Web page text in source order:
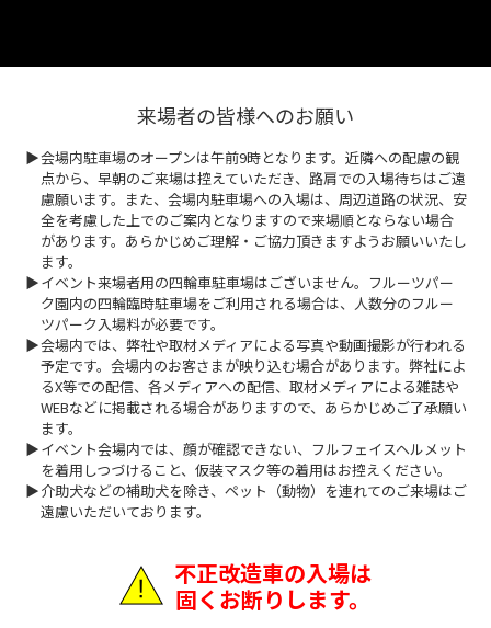
来場者の皆様へのお願い
▶会場内駐車場のオープンは午前9時となります。近隣への配慮の観
点から、早朝のご来場は控えていただき、路肩での入場待ちはご遠
慮願います。また、会場内駐車場への入場は、周辺道路の状況、安
全を考慮した上でのご案内となりますので来場順とならない場合
があります。あらかじめご理解・ご協力頂きますようお願いいたし
ます。
▶イベント来場者用の四輪車駐車場はございません。フルーツパー
ク園内の四輪臨時駐車場をご利用される場合は、人数分のフルー
ツパーク入場料が必要です。
▶会場内では、弊社や取材メディアによる写真や動画撮影が行われる
予定です。会場内のお客さまが映り込む場合があります。弊社によ
るX等での配信、各メディアへの配信、取材メディアによる雑誌や
WEBなどに掲載される場合がありますので、あらかじめご了承願い
ます。
▶イベント会場内では、顔が確認できない、フルフェイスヘルメット
を着用しつづけること、仮装マスク等の着用はお控えください。
▶介助犬などの補助犬を除き、ペット（動物）を連れてのご来場はご
遠慮いただいております。
不正改造車の入場は
固くお断りします。